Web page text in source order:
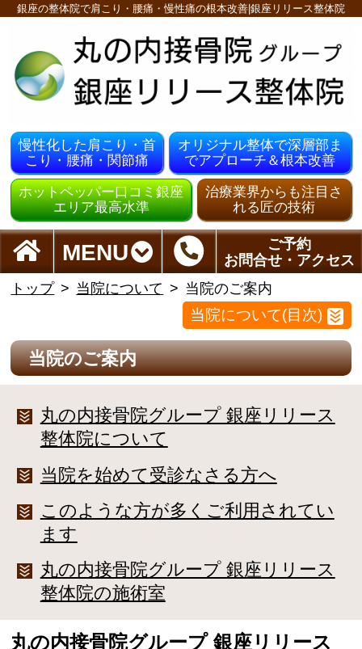
銀座の整体院で肩こり・腰痛・慢性痛の根本改善|銀座リリース整体院
慢性化した肩こり・首
こり・腰痛・関節痛
オリジナル整体で深層部ま
でアプローチ＆根本改善
ホットペッパー口コミ銀座
エリア最高水準
治療業界からも注目さ
れる匠の技術
MENU
ご予約
お問合せ・アクセス
トップ
当院について 当院のご案内
当院について(目次)
当院のご案内
丸の内接骨院グループ 銀座リリース
整体院について
当院を始めて受診なさる方へ
このような方が多くご利用されてい
ます
丸の内接骨院グループ 銀座リリース
整体院の施術室
丸の内接骨院グループ 銀座リリース